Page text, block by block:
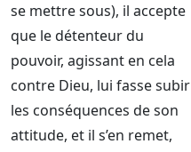
se mettre sous), il accepte
que le détenteur du
pouvoir, agissant en cela
contre Dieu, lui fasse subir
les conséquences de son
attitude, et il s’en remet,